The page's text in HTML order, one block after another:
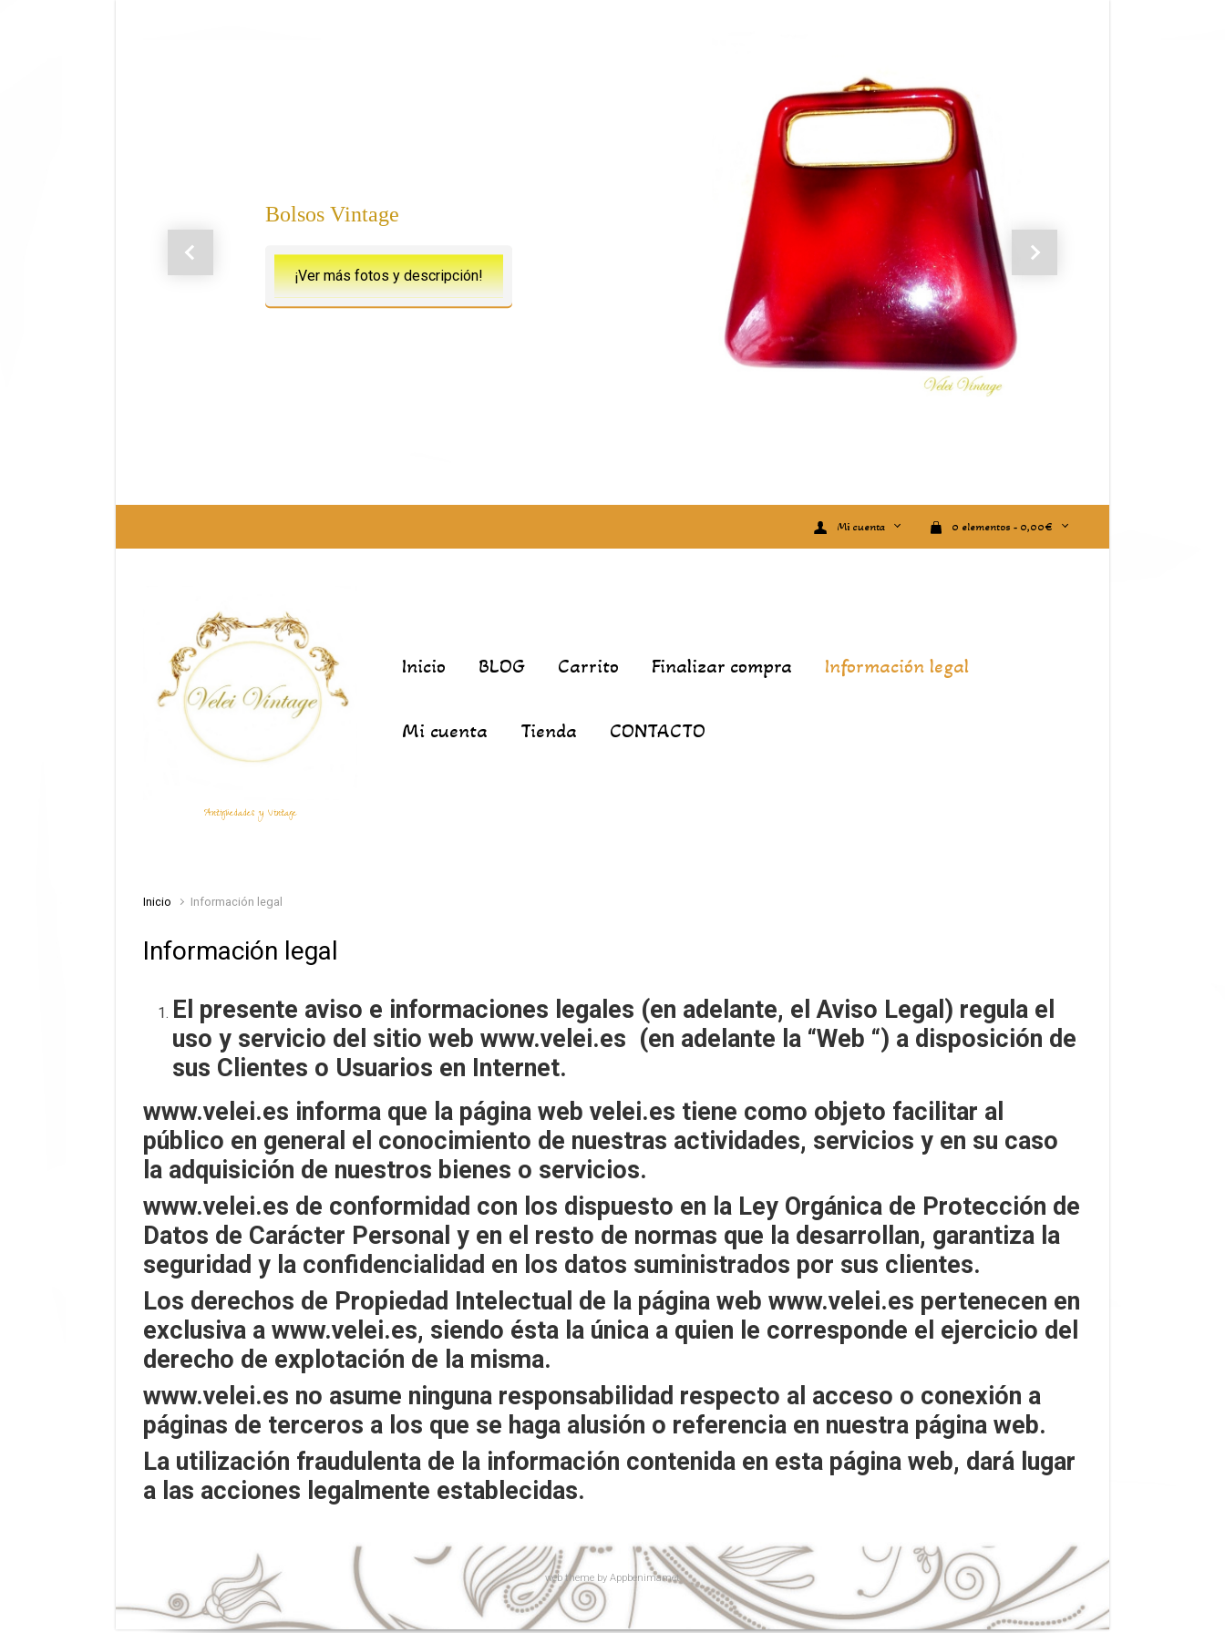
Bolsos Vintage
¡Ver más fotos y descripción!
Anterior Siguiente
Mi cuenta 0 elementos - 0,00€
Antigüedades y Vintage
Inicio BLOG Carrito Finalizar compra Información legal
Mi cuenta Tienda CONTACTO
Inicio Información legal
Información legal
El presente aviso e informaciones legales (en adelante, el Aviso Legal) regula el
uso y servicio del sitio web www.velei.es (en adelante la “Web “) a disposición de
sus Clientes o Usuarios en Internet.
www.velei.es informa que la página web velei.es tiene como objeto facilitar al
público en general el conocimiento de nuestras actividades, servicios y en su caso
la adquisición de nuestros bienes o servicios.
www.velei.es de conformidad con los dispuesto en la Ley Orgánica de Protección de
Datos de Carácter Personal y en el resto de normas que la desarrollan, garantiza la
seguridad y la confidencialidad en los datos suministrados por sus clientes.
Los derechos de Propiedad Intelectual de la página web www.velei.es pertenecen en
exclusiva a www.velei.es, siendo ésta la única a quien le corresponde el ejercicio del
derecho de explotación de la misma.
www.velei.es no asume ninguna responsabilidad respecto al acceso o conexión a
páginas de terceros a los que se haga alusión o referencia en nuestra página web.
La utilización fraudulenta de la información contenida en esta página web, dará lugar
a las acciones legalmente establecidas.
webtheme by Appbenimamet